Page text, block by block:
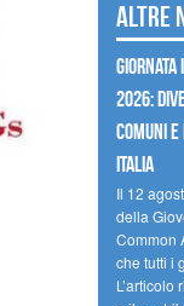
Altre
2026:
COMUNI E
ITALIA
Il 12
della
Common
che tutti i